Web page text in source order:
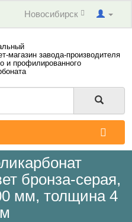
Новосибирск
магазин завода-производителя
и профилированного
бронза-серая,
мм, толщина 4